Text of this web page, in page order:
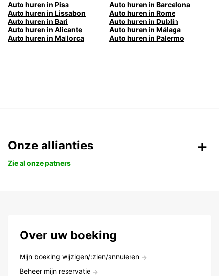
Auto huren in Pisa
Auto huren in Barcelona
Auto huren in Lissabon
Auto huren in Rome
Auto huren in Bari
Auto huren in Dublin
Auto huren in Alicante
Auto huren in Málaga
Auto huren in Mallorca
Auto huren in Palermo
Onze allianties
Zie al onze patners
Over uw boeking
Mijn boeking wijzigen/:zien/annuleren
Beheer mijn reservatie